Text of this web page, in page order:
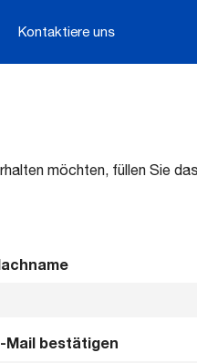
Kontaktiere uns
möchten, füllen Sie
Mail bestätigen